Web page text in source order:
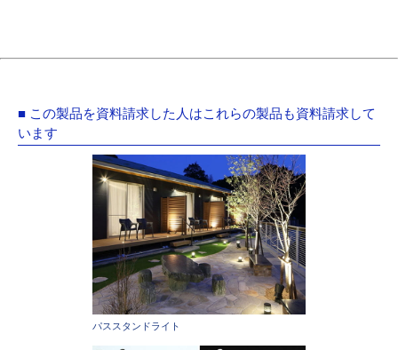
■ この製品を資料請求した人はこれらの製品も資料請求して
います
パススタンドライト